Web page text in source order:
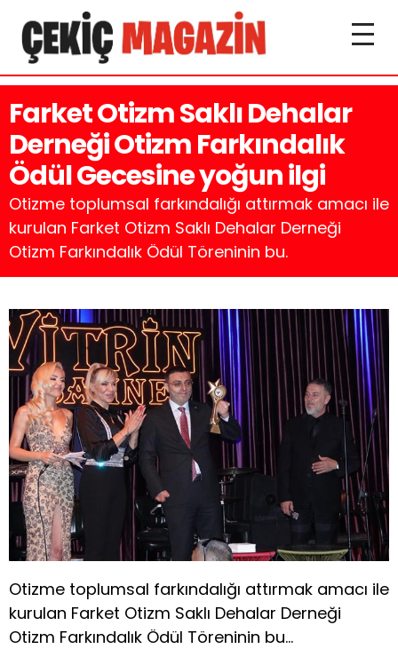
Farket Otizm Saklı Dehalar
Derneği Otizm Farkındalık
Ödül Gecesine yoğun ilgi
Otizme toplumsal farkındalığı attırmak amacı ile
kurulan Farket Otizm Saklı Dehalar Derneği
Otizm Farkındalık Ödül Töreninin bu.
Otizme toplumsal farkındalığı attırmak amacı ile
kurulan Farket Otizm Saklı Dehalar Derneği
Otizm Farkındalık Ödül Töreninin bu…